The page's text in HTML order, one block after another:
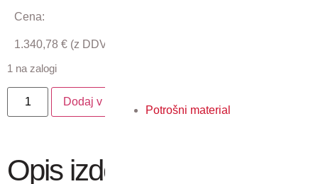
Potrošni material
Cena:
1.340,78 € (z DDV)
1 na zalogi
Dodaj v košarico
Opis izdelka